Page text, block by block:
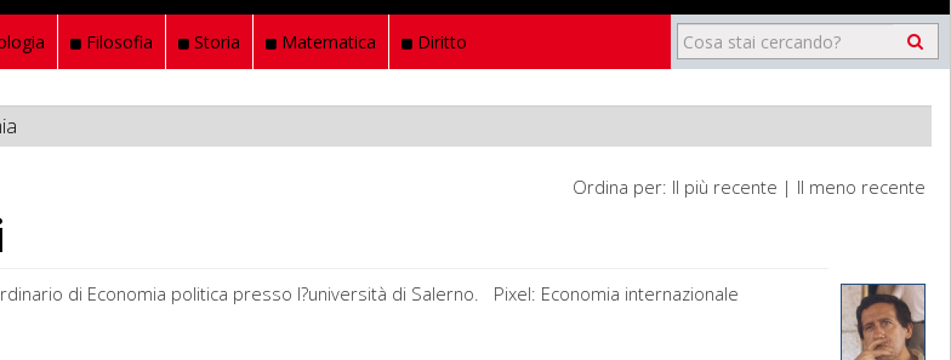
Filosofia Storia Matematica Diritto
Ordina per: Il più recente | Il meno recente
di Economia politica presso l?università di Salerno. Pixel: Economia internazionale